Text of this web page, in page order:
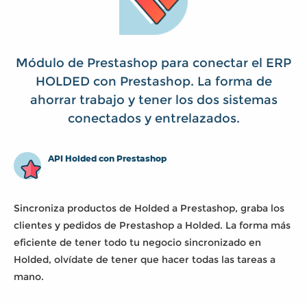
Módulo de Prestashop para conectar el ERP
HOLDED con Prestashop. La forma de
ahorrar trabajo y tener los dos sistemas
conectados y entrelazados.
API Holded con Prestashop
Sincroniza productos de Holded a Prestashop, graba los
clientes y pedidos de Prestashop a Holded. La forma más
eficiente de tener todo tu negocio sincronizado en
Holded, olvídate de tener que hacer todas las tareas a
mano.